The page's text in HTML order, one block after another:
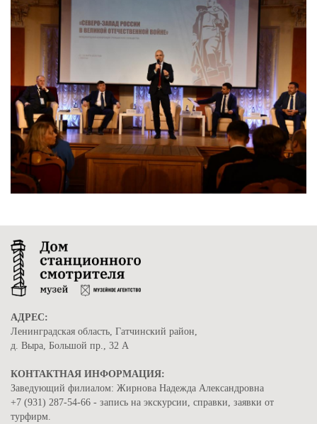
АДРЕС:
Ленинградская область, Гатчинский район,
д. Выра, Большой пр., 32 А
КОНТАКТНАЯ ИНФОРМАЦИЯ:
Заведующий филиалом: Жирнова Надежда Александровна
+7 (931) 287-54-66 - запись на экскурсии, справки, заявки от
турфирм.